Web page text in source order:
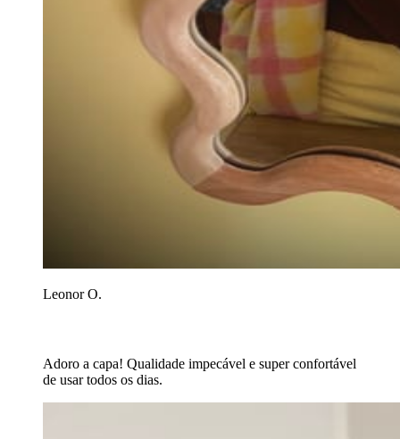
Leonor O.
Adoro a capa! Qualidade impecável e super confortável
de usar todos os dias.